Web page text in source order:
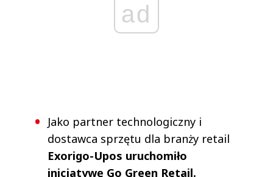
ad
Jako partner technologiczny i
dostawca sprzętu dla branży retail
Exorigo-Upos uruchomiło
inicjatywę Go Green Retail.